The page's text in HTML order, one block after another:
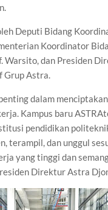
Deputi Bidang
Koordinator
Warsito, dan Presiden
Grup Astra.
dalam
Kampus baru
pendidikan
terampil, dan unggul
yang tinggi dan
Direktur Astra